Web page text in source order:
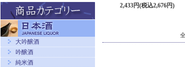
大吟醸酒
吟醸酒
純米酒
2,433円(税込2,676円)